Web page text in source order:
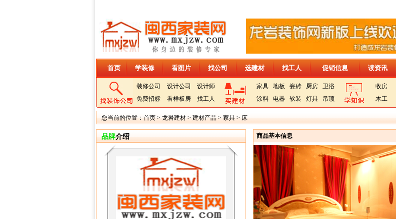
首页 学装修 看图片 找公司 选建材 找工人 促销信息 读资讯
装修公司 设计公司
设计师
免费招标
看样板房 找工人
家具 地板 瓷砖 厨房
卫浴
涂料
电器 软装 灯具 吊顶
收房
木工
您当前的位置：首页>龙岩建材>建材产品>家具>床
品牌介绍 商品基本信息